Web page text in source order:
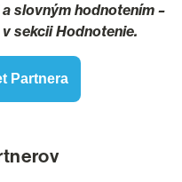
slovným hodnotením –
sekcii Hodnotenie.
Partnera